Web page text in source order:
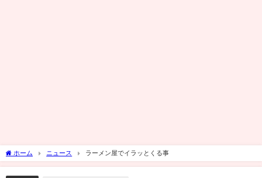
ホーム ニュース ラーメン屋でイラッとくる事